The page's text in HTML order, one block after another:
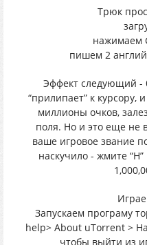
Трюк
нажимаем
пишем 2
Эффект следующий -
“прилипает” к
миллионы очков,
поля. Но и это еще не
ваше игровое звание
наскучило - жмите
Запускаем програму
help> About uTorrent >
чтобы выйти из